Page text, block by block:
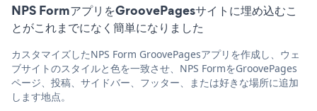
NPS FormアプリをGroovePagesサイトに埋め込むこ
とがこれまでになく簡単になりました
カスタマイズしたNPS Form GroovePagesアプリを作成し、ウェ
ブサイトのスタイルと色を一致させ、NPS FormをGroovePages
ページ、投稿、サイドバー、フッター、または好きな場所に追加
します地点。